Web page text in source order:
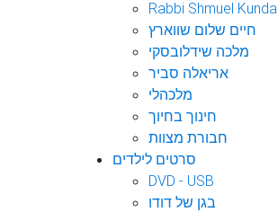
Rabbi Shmuel Kunda
חיים שלום שווארץ
מלכה שידלובסקי
אריאלה סביר
מלכהלי
חינוך בחיוך
חבורת מצוות
סרטים לילדים
DVD - USB
בגן של דודו